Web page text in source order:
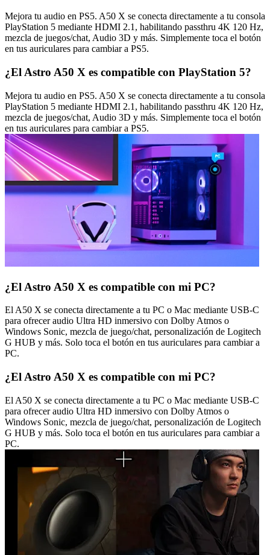
Mejora tu audio en PS5. A50 X se conecta directamente a tu consola
PlayStation 5 mediante HDMI 2.1, habilitando passthru 4K 120 Hz,
mezcla de juegos/chat, Audio 3D y más. Simplemente toca el botón
en tus auriculares para cambiar a PS5.
¿El Astro A50 X es compatible con PlayStation 5?
Mejora tu audio en PS5. A50 X se conecta directamente a tu consola
PlayStation 5 mediante HDMI 2.1, habilitando passthru 4K 120 Hz,
mezcla de juegos/chat, Audio 3D y más. Simplemente toca el botón
en tus auriculares para cambiar a PS5.
¿El Astro A50 X es compatible con mi PC?
El A50 X se conecta directamente a tu PC o Mac mediante USB-C
para ofrecer audio Ultra HD inmersivo con Dolby Atmos o
Windows Sonic, mezcla de juego/chat, personalización de Logitech
G HUB y más. Solo toca el botón en tus auriculares para cambiar a
PC.
¿El Astro A50 X es compatible con mi PC?
El A50 X se conecta directamente a tu PC o Mac mediante USB-C
para ofrecer audio Ultra HD inmersivo con Dolby Atmos o
Windows Sonic, mezcla de juego/chat, personalización de Logitech
G HUB y más. Solo toca el botón en tus auriculares para cambiar a
PC.